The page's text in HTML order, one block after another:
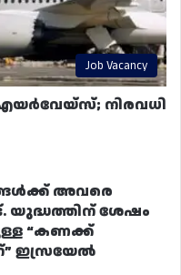
Job Vacancy
എയർവേയ്‌സ്; നിരവധി
അവരെ
ശേഷം
“കണക്ക്
ഇസ്രയേൽ